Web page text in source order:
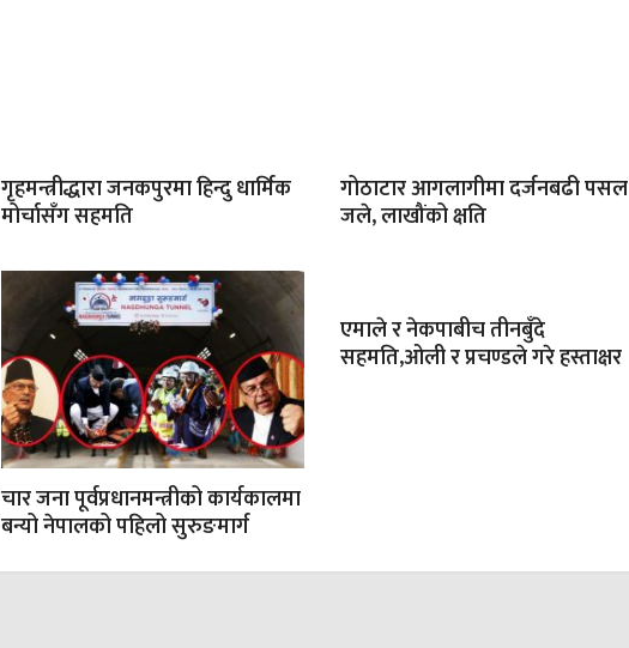
गृहमन्त्रीद्धारा जनकपुरमा हिन्दु धार्मिक
मोर्चासँग सहमति
गोठाटार आगलागीमा दर्जनबढी पसल
जले, लाखौंको क्षति
चार जना पूर्वप्रधानमन्त्रीको कार्यकालमा
बन्यो नेपालको पहिलो सुरुङमार्ग
एमाले र नेकपाबीच तीनबुँदे
सहमति,ओली र प्रचण्डले गरे हस्ताक्षर